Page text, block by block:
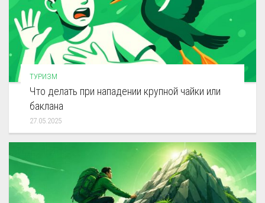
ТУРИЗМ
Что делать при нападении крупной чайки или
баклана
27.05.2025